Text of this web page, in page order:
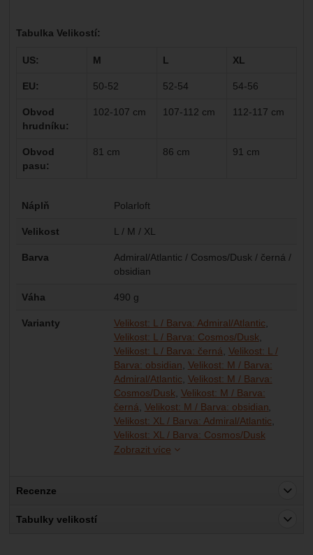
Tabulka Velikostí:
US: M L XL
EU: 50-52 52-54 54-56
Obvod
hrudníku:
102-107 cm 107-112 cm 112-117 cm
Obvod
pasu:
81 cm 86 cm 91 cm
Parametry
Náplň Polarloft
Velikost L / M / XL
Barva
Admiral/Atlantic / Cosmos/Dusk / černá /
obsidian
Váha 490 g
Varianty
Velikost: L / Barva: Admiral/Atlantic
Velikost: L / Barva: Cosmos/Dusk
Velikost: L / Barva: černá Velikost: L /
Barva: obsidian Velikost: M / Barva:
Admiral/Atlantic Velikost: M / Barva:
Cosmos/Dusk Velikost: M / Barva:
černá Velikost: M / Barva: obsidian
Velikost: XL / Barva: Admiral/Atlantic
Velikost: XL / Barva: Cosmos/DuskVelikost:
Velikost:
Zobrazit více
Recenze
Tabulky velikostí